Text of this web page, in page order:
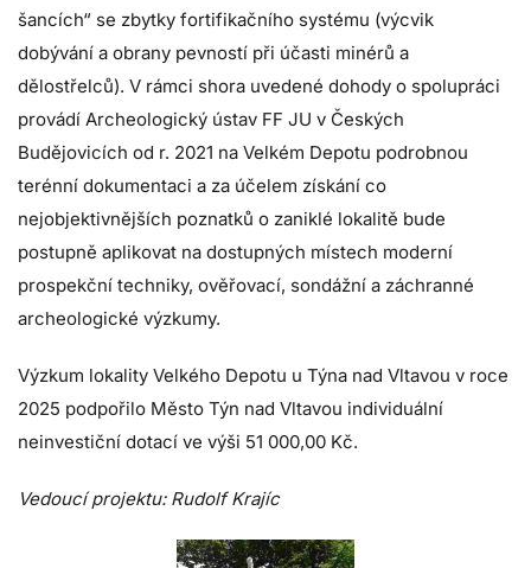
šancích“ se zbytky fortifikačního systému (výcvik
dobývání a obrany pevností při účasti minérů a
dělostřelců). V rámci shora uvedené dohody o spolupráci
provádí Archeologický ústav FF JU v Českých
Budějovicích od r. 2021 na Velkém Depotu podrobnou
terénní dokumentaci a za účelem získání co
nejobjektivnějších poznatků o zaniklé lokalitě bude
postupně aplikovat na dostupných místech moderní
prospekční techniky, ověřovací, sondážní a záchranné
archeologické výzkumy.
Výzkum lokality Velkého Depotu u Týna nad Vltavou v roce
2025 podpořilo Město Týn nad Vltavou individuální
neinvestiční dotací ve výši 51 000,00 Kč.
Vedoucí projektu: Rudolf Krajíc